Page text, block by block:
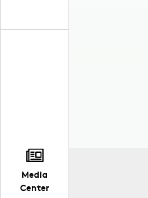
Media
Center